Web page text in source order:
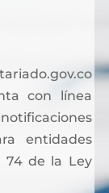
con línea
entidades
74 de la Ley